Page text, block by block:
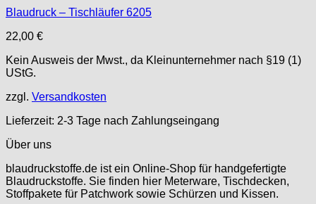
Blaudruck – Tischläufer 6205
22,00 €
Kein Ausweis der Mwst., da Kleinunternehmer nach §19 (1)
UStG.
zzgl. Versandkosten
Lieferzeit: 2-3 Tage nach Zahlungseingang
Über uns
blaudruckstoffe.de ist ein Online-Shop für handgefertigte
Blaudruckstoffe. Sie finden hier Meterware, Tischdecken,
Stoffpakete für Patchwork sowie Schürzen und Kissen.